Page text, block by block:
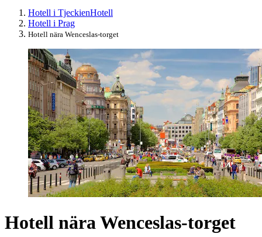
Hotell i TjeckienHotell
Hotell i Prag
Hotell nära Wenceslas-torget
Hotell nära Wenceslas-torget